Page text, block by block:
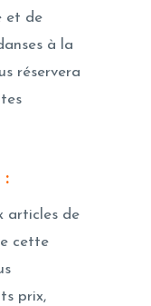
et de
à la
réservera
articles de
cette
prix,